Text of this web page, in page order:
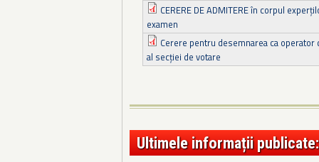
CERERE DE ADMITERE în corpul
examen
Cerere pentru desemnarea ca
al secţiei de votare
Ultimele informații publicate: